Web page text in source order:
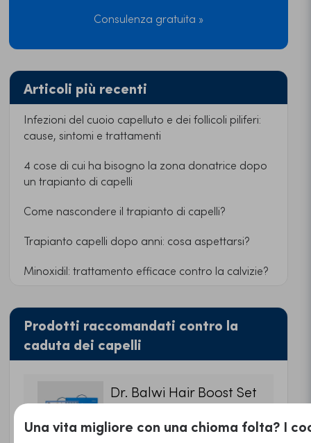
Consulenza gratuita »
Articoli più recenti
Infezioni del cuoio capelluto e dei follicoli piliferi:
cause, sintomi e trattamenti
4 cose di cui ha bisogno la zona donatrice dopo
un trapianto di capelli
Come nascondere il trapianto di capelli?
Trapianto capelli dopo anni: cosa aspettarsi?
Minoxidil: trattamento efficace contro la calvizie?
Prodotti raccomandati contro la
caduta dei capelli
Dr. Balwi Hair Boost Set
239,95€
Una vita migliore con una chioma folta? I